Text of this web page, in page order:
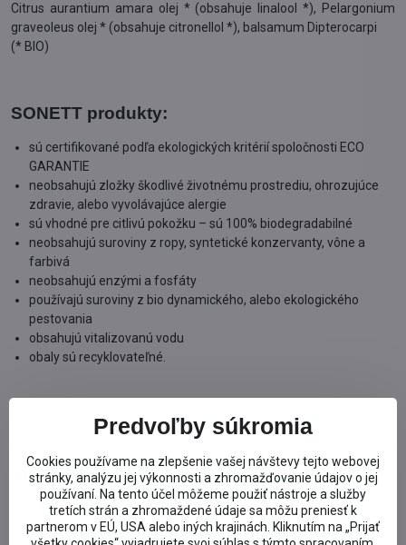
Citrus aurantium amara olej * (obsahuje linalool *), Pelargonium
graveoleus olej * (obsahuje citronellol *), balsamum Dipterocarpi
(* BIO)
SONETT produkty:
sú certifikované podľa ekologických kritérií spoločnosti ECO
GARANTIE
neobsahujú zložky škodlivé životnému prostrediu, ohrozujúce
zdravie, alebo vyvolávajúce alergie
sú vhodné pre citlivú pokožku – sú 100% biodegradabilné
neobsahujú suroviny z ropy, syntetické konzervanty, vône a
farbivá
neobsahujú enzými a fosfáty
používajú suroviny z bio dynamického, alebo ekologického
pestovania
obsahujú vitalizovanú vodu
obaly sú recyklovateľné.
Vyrobené v Nemecku.
Viac z kategórie
Prírodná kozmetika podľa značky
Prírodná BIO kozmetika
Predvoľby súkromia
Cookies používame na zlepšenie vašej návštevy tejto webovej
stránky, analýzu jej výkonnosti a zhromažďovanie údajov o jej
používaní. Na tento účel môžeme použiť nástroje a služby
tretích strán a zhromaždené údaje sa môžu preniesť k
partnerom v EÚ, USA alebo iných krajinách. Kliknutím na „Prijať